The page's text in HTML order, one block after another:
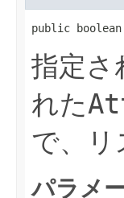
public
指定さ
れた
で、リ
パラメ